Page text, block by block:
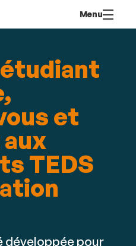
contenu
Menu
et
TEDS
développée pour